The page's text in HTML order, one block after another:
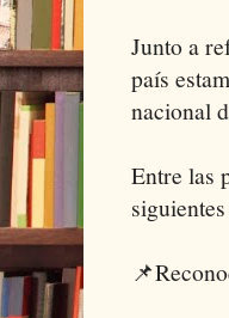
Junto a
país
nacional
Entre las